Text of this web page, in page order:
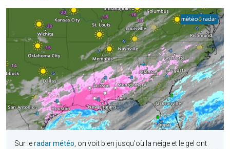
Sur leradar météo , on voit bien jusqu'où la neige et le gel ont